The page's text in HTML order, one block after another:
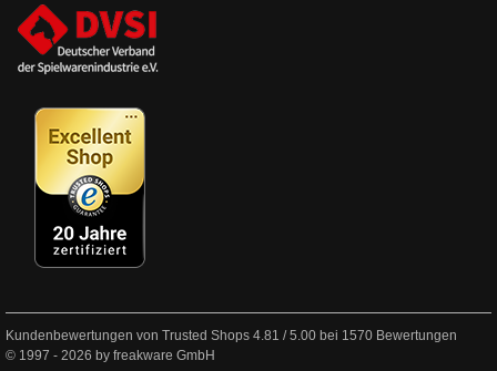
Kundenbewertungen von Trusted Shops 4.81 /5.00 bei 1570 Bewertungen
© 1997 - 2026 by freakware GmbH